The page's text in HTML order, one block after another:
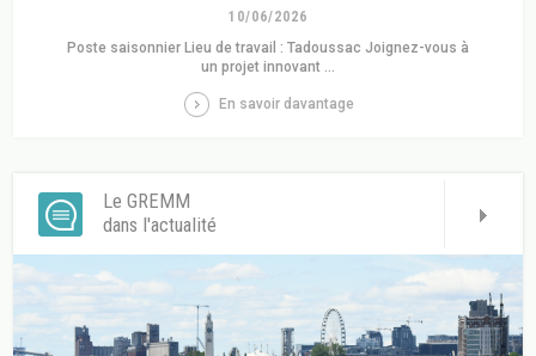
10/06/2026
Poste saisonnier Lieu de travail : Tadoussac Joignez-vous à
un projet innovant ...
En savoir davantage
Le GREMM
dans l'actualité